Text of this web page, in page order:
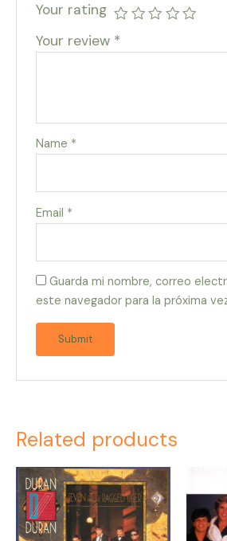
Your rating
Your review *
Name *
Email *
Guarda mi nombre, correo
este navegador para la próxima
Related products